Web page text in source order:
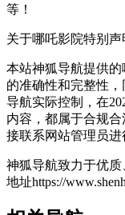
等！
关于哪吒影院特别声
本站神狐导航提供
的准确性和完整性
导航实际控制，在
内容，都属于合规
接联系网站管理员进
神狐导航致力于优质
地址https://